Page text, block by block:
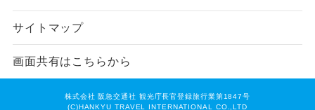
サイトマップ
画面共有はこちらから
株式会社 阪急交通社 観光庁長官登録旅行業第1847号
(C)HANKYU TRAVEL INTERNATIONAL CO.,LTD